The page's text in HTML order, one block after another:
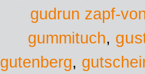
gudrun zapf-
gummituch,
gutenberg,